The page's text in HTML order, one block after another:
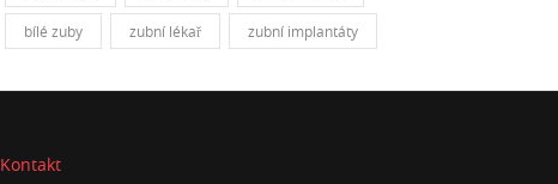
bílé zuby zubní lékař zubní implantáty
Kontakt